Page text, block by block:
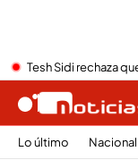
Tesh Sidi rechaza
Lo último Nacional